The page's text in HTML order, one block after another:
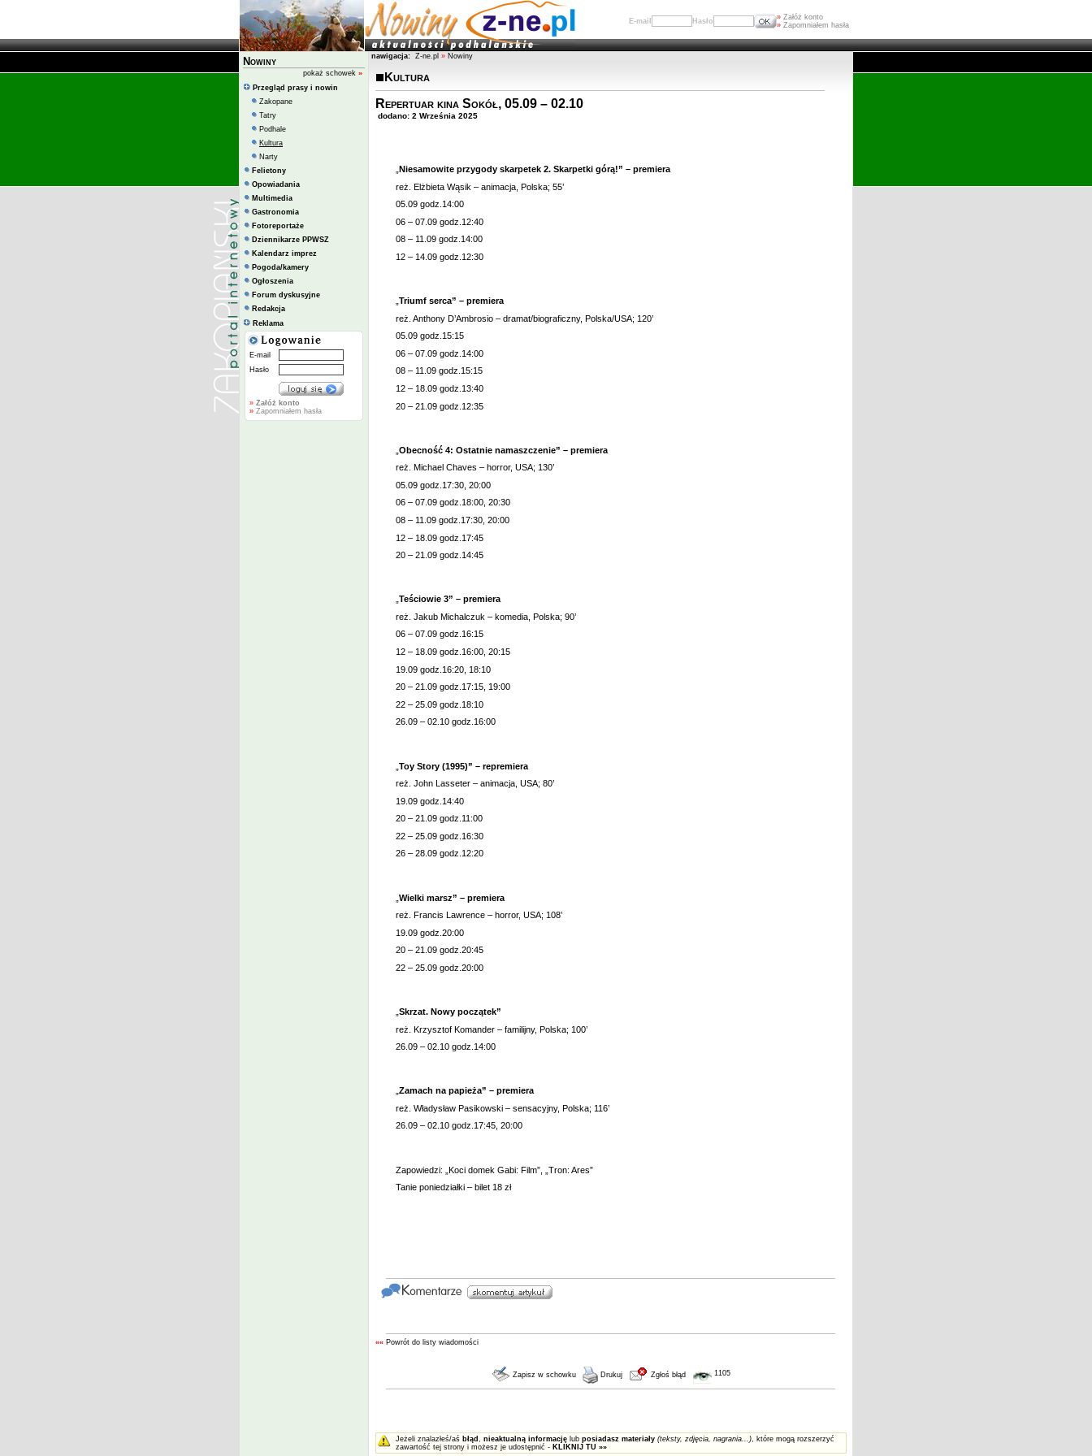
E-mail Hasło » Załóż konto
» Zapomniałem hasła
Nowiny
pokaż schowek »
Przegląd prasy i nowin
Zakopane
Tatry
Podhale
Kultura
Narty
Felietony
Opowiadania
Multimedia
Gastronomia
Fotoreportaże
Dziennikarze PPWSZ
Kalendarz imprez
Pogoda/kamery
Ogłoszenia
Forum dyskusyjne
Redakcja
Reklama
E-mail
Hasło
» Załóż konto
» Zapomniałem hasła
nawigacja: Z-ne.pl » Nowiny
Kultura
Repertuar kina Sokół, 05.09 – 02.10
dodano: 2 Września 2025
Niesamowite przygody skarpetek 2. Skarpetki górą!” – premiera
reż. Elżbieta Wąsik – animacja, Polska; 55’
05.09 godz.14:00
06 – 07.09 godz.12:40
08 – 11.09 godz.14:00
12 – 14.09 godz.12:30
Triumf serca” – premiera
reż. Anthony D’Ambrosio – dramat/biograficzny, Polska/USA; 120’
05.09 godz.15:15
06 – 07.09 godz.14:00
08 – 11.09 godz.15:15
12 – 18.09 godz.13:40
20 – 21.09 godz.12:35
Obecność 4: Ostatnie namaszczenie” – premiera
reż. Michael Chaves – horror, USA; 130’
05.09 godz.17:30, 20:00
06 – 07.09 godz.18:00, 20:30
08 – 11.09 godz.17:30, 20:00
12 – 18.09 godz.17:45
20 – 21.09 godz.14:45
Teściowie 3” – premiera
reż. Jakub Michalczuk – komedia, Polska; 90’
06 – 07.09 godz.16:15
12 – 18.09 godz.16:00, 20:15
19.09 godz.16:20, 18:10
20 – 21.09 godz.17:15, 19:00
22 – 25.09 godz.18:10
26.09 – 02.10 godz.16:00
Toy Story (1995)” – repremiera
reż. John Lasseter – animacja, USA; 80’
19.09 godz.14:40
20 – 21.09 godz.11:00
22 – 25.09 godz.16:30
26 – 28.09 godz.12:20
Wielki marsz” – premiera
reż. Francis Lawrence – horror, USA; 108’
19.09 godz.20:00
20 – 21.09 godz.20:45
22 – 25.09 godz.20:00
Skrzat. Nowy początek”
reż. Krzysztof Komander – familijny, Polska; 100’
26.09 – 02.10 godz.14:00
Zamach na papieża” – premiera
reż. Władysław Pasikowski – sensacyjny, Polska; 116’
26.09 – 02.10 godz.17:45, 20:00
Zapowiedzi: „Koci domek Gabi: Film”, „Tron: Ares”
Tanie poniedziałki – bilet 18 zł
«« Powrót do listy wiadomości
Zapisz w schowku Drukuj Zgłoś błąd 1105
Jeżeli znalazłeś/aś błąd , nieaktualną informacjęlub posiadasz materiały (teksty, zdjęcia, nagrania...), które mogą rozszerzyć
zawartość tej strony i możesz je udostępnić - KLIKNIJ TU »»